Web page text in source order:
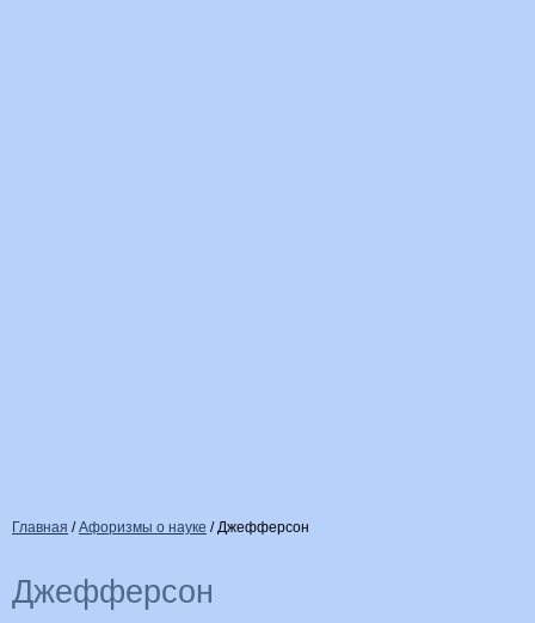
Главная /Афоризмы о науке /Джефферсон
Джефферсон